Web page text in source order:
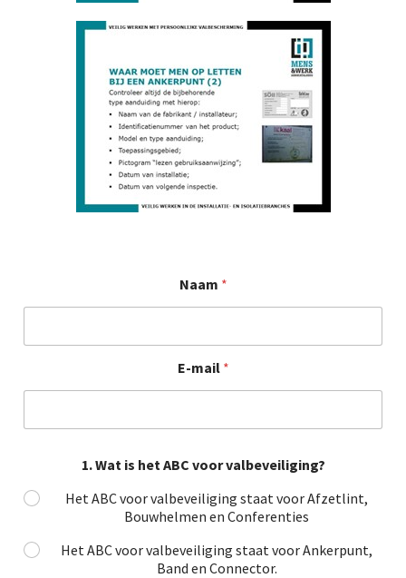
Naam *
E-mail *
1. Wat is het ABC voor valbeveiliging?
Het ABC voor valbeveiliging staat voor Afzetlint,
Bouwhelmen en Conferenties
Het ABC voor valbeveiliging staat voor Ankerpunt,
Band en Connector.